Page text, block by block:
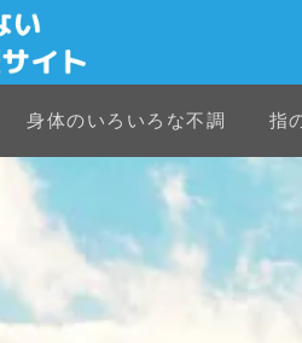
身体のいろいろな不調 指